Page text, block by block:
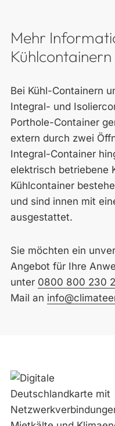
Mehr
Kühlcontainern
Bei Kühl-Containern
Integral- und
Porthole-Container
extern durch zwei
Integral-Container
elektrisch betriebene
Kühlcontainer
und sind innen mit
ausgestattet.
Sie möchten ein
Angebot für Ihre
unter 0800 800 230
Mail an